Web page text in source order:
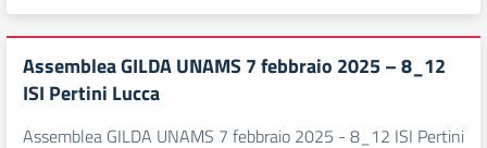
Assemblea GILDA UNAMS 7 febbraio 2025 – 8_12
ISI Pertini Lucca
Assemblea GILDA UNAMS 7 febbraio 2025 - 8_12 ISI Pertini